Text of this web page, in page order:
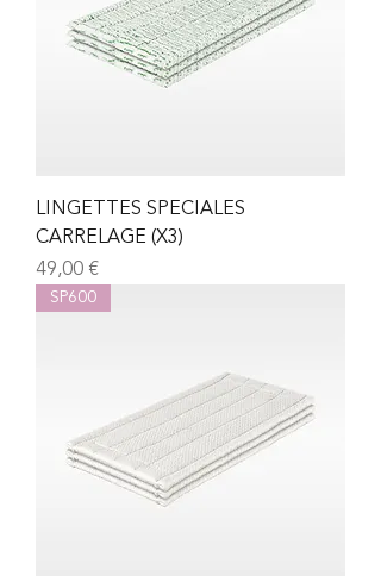
LINGETTES SPECIALES
CARRELAGE (X3)
Prix
49,00 €
SP600